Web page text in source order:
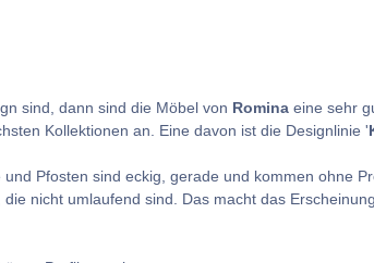
sind, dann sind die Möbel von Rominaeine sehr
Kollektionen an. Eine davon ist die Designlinie '
Pfosten sind eckig, gerade und kommen ohne
nicht umlaufend sind. Das macht das